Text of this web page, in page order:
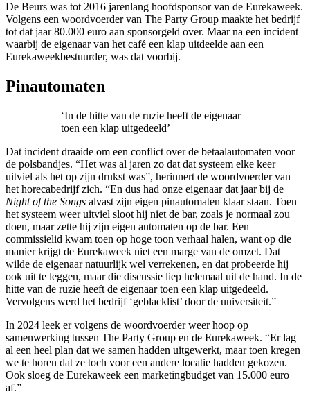
De Beurs was tot 2016 jarenlang hoofdsponsor van de Eurekaweek.
Volgens een woordvoerder van The Party Group maakte het bedrijf
tot dat jaar 80.000 euro aan sponsorgeld over. Maar na een incident
waarbij de eigenaar van het café een klap uitdeelde aan een
Eurekaweekbestuurder, was dat voorbij.
Pinautomaten
‘In de hitte van de ruzie heeft de eigenaar
toen een klap uitgedeeld’
Dat incident draaide om een conflict over de betaalautomaten voor
de polsbandjes. “Het was al jaren zo dat dat systeem elke keer
uitviel als het op zijn drukst was”, herinnert de woordvoerder van
het horecabedrijf zich. “En dus had onze eigenaar dat jaar bij de
Night of the Songs alvast zijn eigen pinautomaten klaar staan. Toen
het systeem weer uitviel sloot hij niet de bar, zoals je normaal zou
doen, maar zette hij zijn eigen automaten op de bar. Een
commissielid kwam toen op hoge toon verhaal halen, want op die
manier krijgt de Eurekaweek niet een marge van de omzet. Dat
wilde de eigenaar natuurlijk wel verrekenen, en dat probeerde hij
ook uit te leggen, maar die discussie liep helemaal uit de hand. In de
hitte van de ruzie heeft de eigenaar toen een klap uitgedeeld.
Vervolgens werd het bedrijf ‘geblacklist’ door de universiteit.”
In 2024 leek er volgens de woordvoerder weer hoop op
samenwerking tussen The Party Group en de Eurekaweek. “Er lag
al een heel plan dat we samen hadden uitgewerkt, maar toen kregen
we te horen dat ze toch voor een andere locatie hadden gekozen.
Ook sloeg de Eurekaweek een marketingbudget van 15.000 euro
af.”